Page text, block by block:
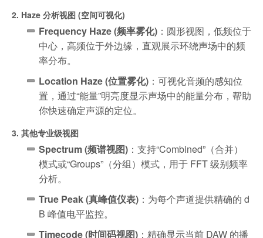
2. Haze 分析视图 (空间可视化)
Frequency Haze (频率雾化) ：圆形视图，低频位于
中心，高频位于外边缘，直观展示环绕声场中的频
率分布。
Location Haze (位置雾化) ：可视化音频的感知位
置，通过“能量”明亮度显示声场中的能量分布，帮助
你快速确定声源的定位。
3. 其他专业级视图
Spectrum (频谱视图) ：支持“Combined”（合并）
模式或“Groups”（分组）模式，用于 FFT 级别频率
分析。
True Peak (真峰值仪表) ：为每个声道提供精确的 d
B 峰值电平监控。
Timecode (时间码视图) ：精确显示当前 DAW 的播